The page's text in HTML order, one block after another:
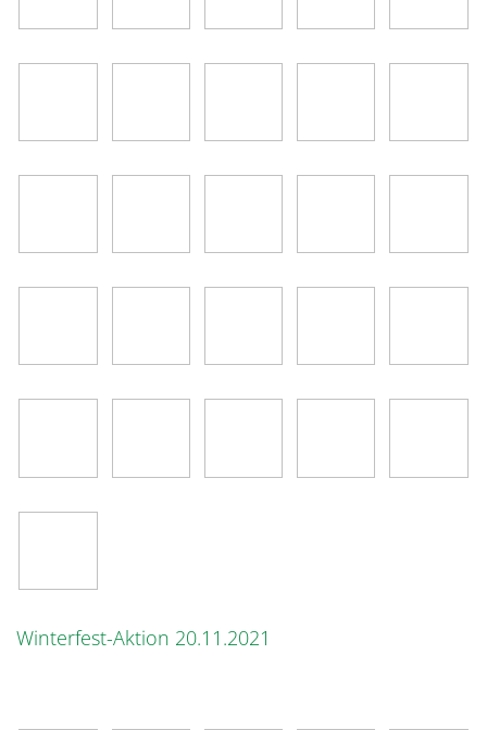
Winterfest-Aktion 20.11.2021